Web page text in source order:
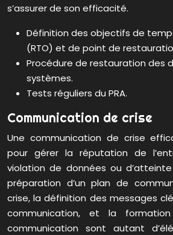
s’assurer de son efficacité.
Définition des objectifs de
(RTO) et de point de
Procédure de restauration des
systèmes.
Tests réguliers du PRA.
Communication de crise
Une communication de crise
pour gérer la réputation de
violation de données ou
préparation d’un plan de
crise, la définition des messages
communication, et la
communication sont autant